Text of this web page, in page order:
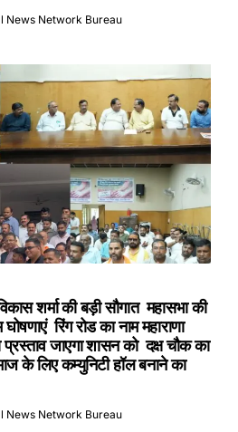
News Network Bureau
शर्मा की बड़ी सौगात महासभा की
रिंग रोड का नाम महाराणा
जाएगा शासन को दक्ष चौक का
के लिए कम्युनिटी हॉल बनाने का
News Network Bureau